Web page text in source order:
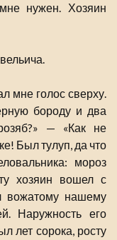
нужен. Хозяин
мне голос сверху.
бороду и два
— «Как не
Был тулуп, да что
мороз
хозяин вошел с
вожатому нашему
Наружность его
лет сорока, росту